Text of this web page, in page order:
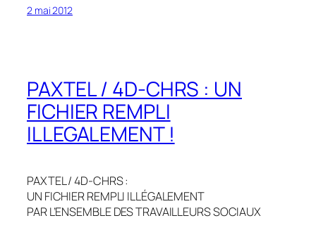
2 mai 2012
PAXTEL / 4D-CHRS : UN
FICHIER REMPLI
ILLEGALEMENT !
PAXTEL / 4D-CHRS :
UN FICHIER REMPLI ILLÉGALEMENT
PAR L’ENSEMBLE DES TRAVAILLEURS SOCIAUX